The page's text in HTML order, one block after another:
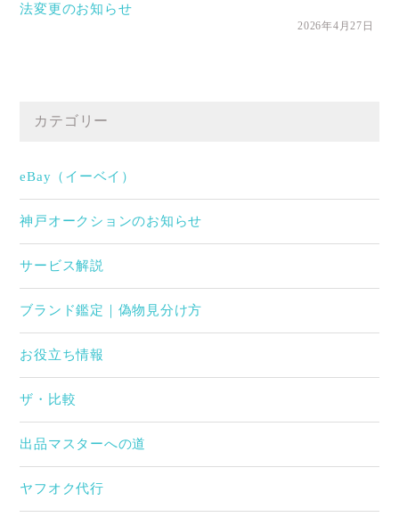
法変更のお知らせ
2026年4月27日
カテゴリー
eBay（イーベイ）
神戸オークションのお知らせ
サービス解説
ブランド鑑定｜偽物見分け方
お役立ち情報
ザ・比較
出品マスターへの道
ヤフオク代行